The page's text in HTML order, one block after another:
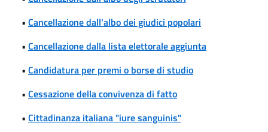
• Cancellazione dall'albo dei giudici popolari
• Cancellazione dalla lista elettorale aggiunta
• Candidatura per premi o borse di studio
• Cessazione della convivenza di fatto
• Cittadinanza italiana "iure sanguinis"